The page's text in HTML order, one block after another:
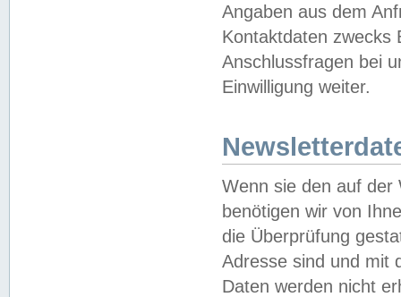
Angaben aus dem
Kontaktdaten zwecks
Anschlussfragen bei
Einwilligung weiter.
Wenn sie den auf der
benötigen wir von
die Überprüfung
Adresse sind und mit
Daten werden nicht